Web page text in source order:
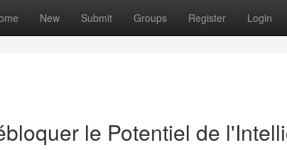
New Submit Groups Register Login
le Potentiel de